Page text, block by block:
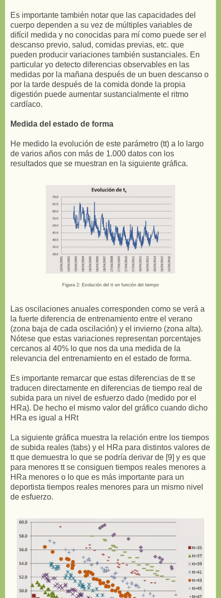
Es importante también notar que las capacidades del
cuerpo dependen a su vez de múltiples variables de
difícil medida y no conocidas para mí como puede ser el
descanso previo, salud, comidas previas, etc. que
pueden producir variaciones también sustanciales. En
particular yo detecto diferencias observables en las
medidas por la mañana después de un buen descanso o
por la tarde después de la comida donde la propia
digestión puede aumentar sustancialmente el ritmo
cardíaco.
Medida del estado de forma
He medido la evolución de este parámetro (tt) a lo largo
de varios años con más de 1.000 datos con los
resultados que se muestran en la siguiente gráfica.
Figura 2: Evolución del tt en función del tiempo
Las oscilaciones anuales corresponden como se verá a
la fuerte diferencia de entrenamiento entre el verano
(zona baja de cada oscilación) y el invierno (zona alta).
Nótese que estas variaciones representan porcentajes
cercanos al 40% lo que nos da una medida de la
relevancia del entrenamiento en el estado de forma.
Es importante remarcar que estas diferencias de tt se
traducen directamente en diferencias de tiempo real de
subida para un nivel de esfuerzo dado (medido por el
HRa). De hecho el mismo valor del gráfico cuando dicho
HRa es igual a HRt
La siguiente gráfica muestra la relación entre los tiempos
de subida reales (tabs) y el HRa para distintos valores de
tt que demuestra lo que se podría derivar de [9] y es que
para menores tt se consiguen tiempos reales menores a
HRa menores o lo que es más importante para un
deportista tiempos reales menores para un mismo nivel
de esfuerzo.